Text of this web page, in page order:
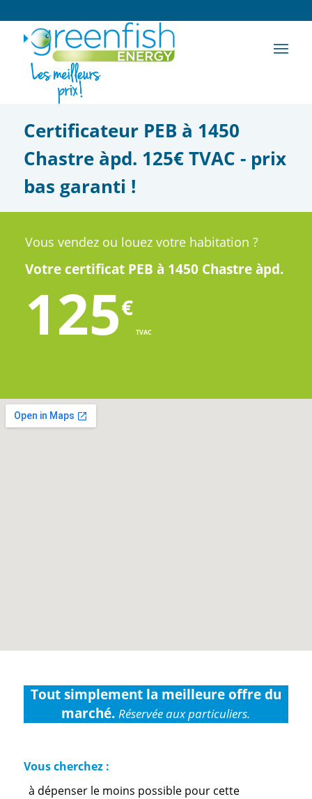
Certificateur PEB à 1450
Chastre àpd. 125€ TVAC - prix
bas garanti !
Vous vendez ou louez votre habitation ?
Votre certificat PEB à 1450 Chastre àpd.
125€
TVAC
Tout simplement la meilleure offre du
marché.Réservée aux particuliers.
Vous cherchez :
à dépenser le moins possible pour cette